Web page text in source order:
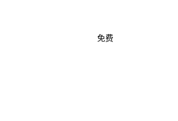
免费